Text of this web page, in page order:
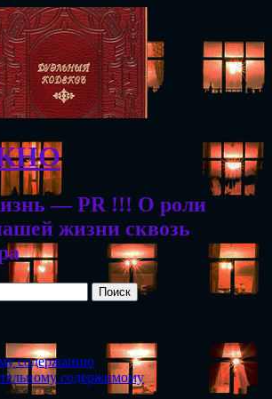
— PR !!! О роли
жизни сквозь
содержанию
содержимому